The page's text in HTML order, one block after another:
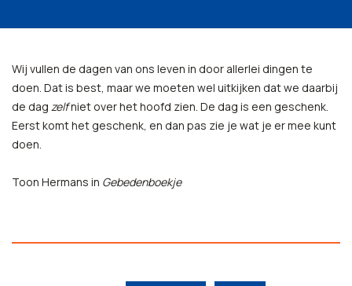
Wij vullen de dagen van ons leven in door allerlei dingen te
doen. Dat is best, maar we moeten wel uitkijken dat we daarbij
de dag zelfniet over het hoofd zien. De dag is een geschenk.
Eerst komt het geschenk, en dan pas zie je wat je er mee kunt
doen.
Toon Hermans in Gebedenboekje